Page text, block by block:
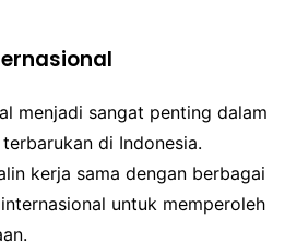
menjadi sangat penting dalam
di Indonesia.
kerja sama dengan berbagai
untuk memperoleh